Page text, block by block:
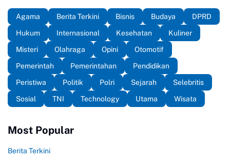
Agama Berita Terkini Bisnis Budaya
DPRD
Hukum
Internasional Kesehatan
Kuliner
Misteri
Olahraga Opini
Otomotif
Pemerintah
Pemerintahan
Pendidikan
Peristiwa
Politik Polri Sejarah
Selebritis
Sosial
TNI Technology Utama Wisata
Most Popular
Berita Terkini